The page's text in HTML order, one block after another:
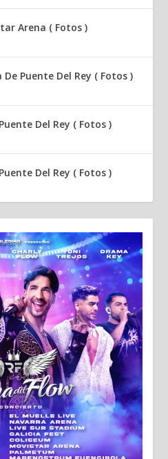
Arena ( Fotos )
Puente Del Rey ( Fotos )
Del Rey ( Fotos )
Del Rey ( Fotos )